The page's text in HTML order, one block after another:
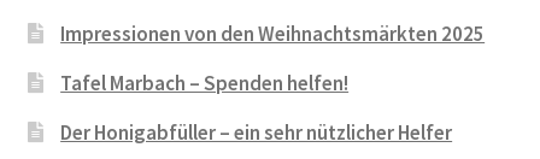
Impressionen von den Weihnachtsmärkten 2025
Tafel Marbach – Spenden helfen!
Der Honigabfüller – ein sehr nützlicher Helfer